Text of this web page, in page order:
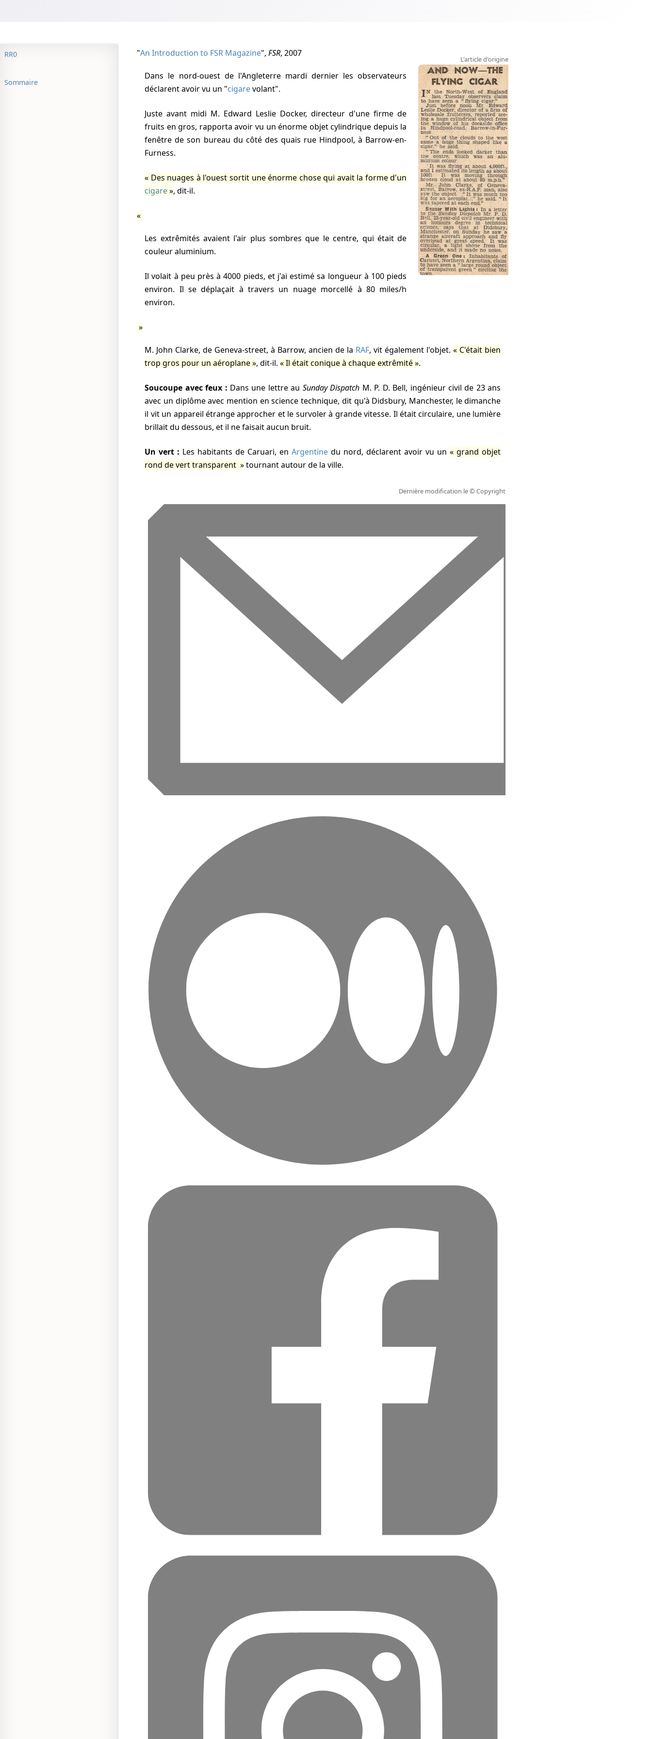
RR0
Sommaire
"An Introduction to FSR Magazine",FSR, 2007
L'article d'origine
Dans le nord-ouest de l'Angleterre mardi dernier les observateurs
déclarent avoir vu un "cigarevolant".
Juste avant midi M. Edward Leslie Docker, directeur d'une firme de
fruits en gros, rapporta avoir vu un énorme objet cylindrique depuis la
fenêtre de son bureau du côté des quais rue Hindpool, à Barrow-en-
Furness.
Des nuages à l'ouest sortit une énorme chose qui avait la forme d'un
cigare , dit-il.
Les extrêmités avaient l'air plus sombres que le centre, qui était de
couleur aluminium.
Il volait à peu près à 4000 pieds, et j'ai estimé sa longueur à 100 pieds
environ. Il se déplaçait à travers un nuage morcellé à 80 miles/h
environ.
M. John Clarke, de Geneva-street, à Barrow, ancien de la RAF, vit également l'objet.
C'était bien
trop gros pour un aéroplane , dit-il. Il était conique à chaque extrêmité .
Soucoupe avec feux : Dans une lettre au Sunday Dispatch M. P. D. Bell, ingénieur civil de 23 ans
avec un diplôme avec mention en science technique, dit qu'à Didsbury, Manchester, le dimanche
il vit un appareil étrange approcher et le survoler à grande vitesse. Il était circulaire, une lumière
brillait du dessous, et il ne faisait aucun bruit.
Un vert : Les habitants de Caruari, enArgentine du nord, déclarent avoir vu un
grand objet
rond de vert transparent
tournant autour de la ville.
Dernière modification le© Copyright